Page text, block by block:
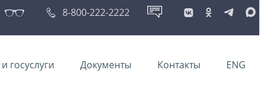
8-800-222-2222
госуслуги Документы Контакты ENG